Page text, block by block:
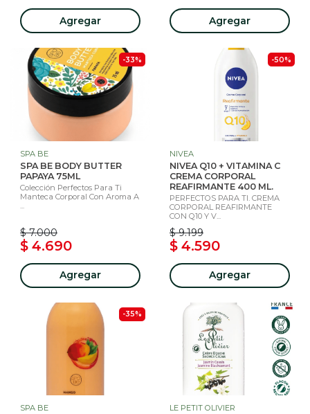
Agregar Agregar
-33%
SPA BE
SPA BE BODY BUTTER
PAPAYA 75ML
Colección Perfectos Para Ti
Manteca Corporal Con Aroma A
$ 7.000
$ 4.690
Agregar
-50%
NIVEA
NIVEA Q10 + VITAMINA C
CREMA CORPORAL
REAFIRMANTE 400 ML.
PERFECTOS PARA TI. CREMA
CORPORAL REAFIRMANTE
CON Q10 Y V...
$ 9.199
$ 4.590
Agregar
-35%
SPA BE LE PETIT OLIVIER